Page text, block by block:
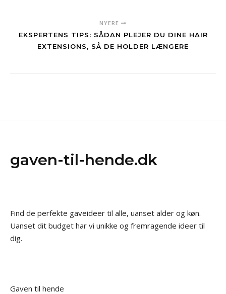
NYERE
EKSPERTENS TIPS: SÅDAN PLEJER DU DINE HAIR
EXTENSIONS, SÅ DE HOLDER LÆNGERE
gaven-til-hende.dk
Find de perfekte gaveideer til alle, uanset alder og køn.
Uanset dit budget har vi unikke og fremragende ideer til
dig.
Gaven til hende